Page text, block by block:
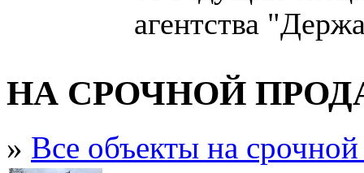
агентства
НА СРОЧНОЙ
» Все объекты на